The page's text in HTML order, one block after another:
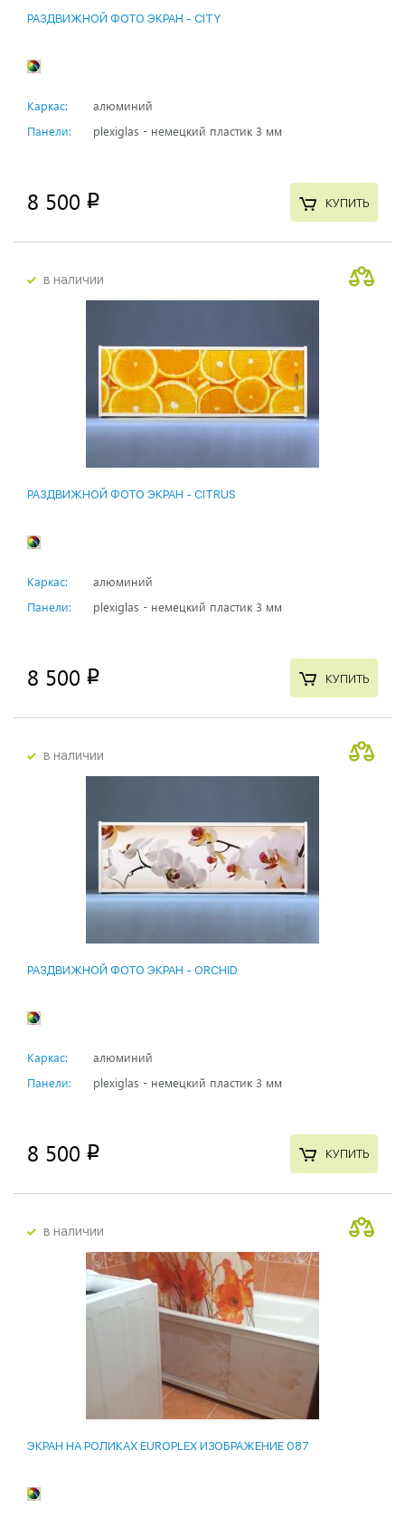
РАЗДВИЖНОЙ ФОТО ЭКРАН - CITY
Каркас:
алюминий
Панели:
plexiglas - немецкий пластик 3 мм
8 500 p КУПИТЬ
в наличии
РАЗДВИЖНОЙ ФОТО ЭКРАН - CITRUS
Каркас:
алюминий
Панели:
plexiglas - немецкий пластик 3 мм
8 500 p КУПИТЬ
в наличии
РАЗДВИЖНОЙ ФОТО ЭКРАН - ORCHID
Каркас:
алюминий
Панели:
plexiglas - немецкий пластик 3 мм
8 500 p КУПИТЬ
в наличии
ЭКРАН НА РОЛИКАХ EUROPLEX ИЗОБРАЖЕНИЕ 087